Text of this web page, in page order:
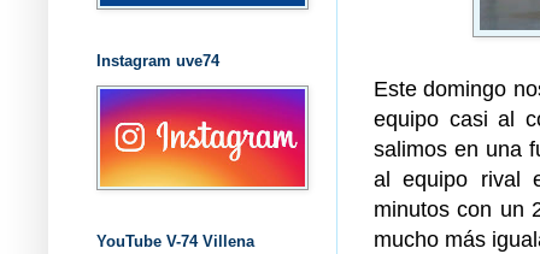
Este domingo
equipo casi al
salimos en una
al equipo rival
minutos con un
mucho más
Instagram uve74
YouTube V-74 Villena